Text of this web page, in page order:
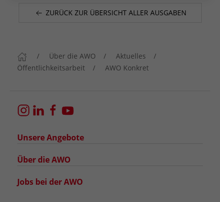
ZURÜCK ZUR ÜBERSICHT ALLER AUSGABEN
Über die AWO
Aktuelles
Öffentlichkeitsarbeit
AWO Konkret
Unsere Angebote
Über die AWO
Jobs bei der AWO